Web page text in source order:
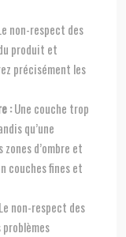
non-respect des
produit et
précisément les
:Une couche trop
qu’une
d’ombre et
couches fines et
Le non-respect des